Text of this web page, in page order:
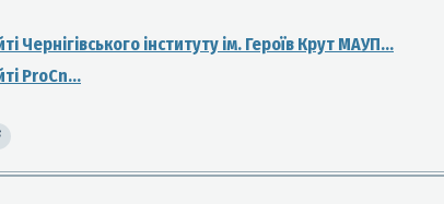
Чернігівського інституту ім. Героїв Крут МАУП...
ProCn...